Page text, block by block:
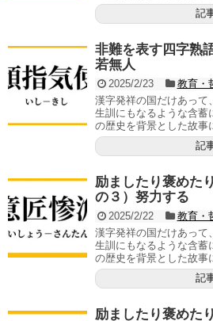
記
非難を表す四字熟
若無人
2025/2/23
教育・
漢字発祥の国だけあって
生訓にもなるような含蓄
の歴史を背景とした故事
記
励ましたり褒めた
の３）努力する
2025/2/22
教育・
漢字発祥の国だけあって
生訓にもなるような含蓄
の歴史を背景とした故事
記
励ましたり褒めた